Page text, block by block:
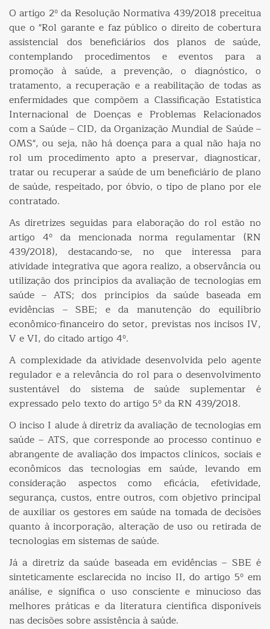
O artigo 2º da Resolução Normativa 439/2018 preceitua
que o "Rol garante e faz público o direito de cobertura
assistencial dos beneficiários dos planos de saúde,
contemplando procedimentos e eventos para a
promoção à saúde, a prevenção, o diagnóstico, o
tratamento, a recuperação e a reabilitação de todas as
enfermidades que compõem a Classificação Estatística
Internacional de Doenças e Problemas Relacionados
com a Saúde – CID, da Organização Mundial de Saúde –
OMS", ou seja, não há doença para a qual não haja no
rol um procedimento apto a preservar, diagnosticar,
tratar ou recuperar a saúde de um beneficiário de plano
de saúde, respeitado, por óbvio, o tipo de plano por ele
contratado.
As diretrizes seguidas para elaboração do rol estão no
artigo 4º da mencionada norma regulamentar (RN
439/2018), destacando-se, no que interessa para
atividade integrativa que agora realizo, a observância ou
utilização dos princípios da avaliação de tecnologias em
saúde – ATS; dos princípios da saúde baseada em
evidências – SBE; e da manutenção do equilíbrio
econômico-financeiro do setor, previstas nos incisos IV,
V e VI, do citado artigo 4º.
A complexidade da atividade desenvolvida pelo agente
regulador e a relevância do rol para o desenvolvimento
sustentável do sistema de saúde suplementar é
expressado pelo texto do artigo 5º da RN 439/2018.
O inciso I alude à diretriz da avaliação de tecnologias em
saúde – ATS, que corresponde ao processo contínuo e
abrangente de avaliação dos impactos clínicos, sociais e
econômicos das tecnologias em saúde, levando em
consideração aspectos como eficácia, efetividade,
segurança, custos, entre outros, com objetivo principal
de auxiliar os gestores em saúde na tomada de decisões
quanto à incorporação, alteração de uso ou retirada de
tecnologias em sistemas de saúde.
Já a diretriz da saúde baseada em evidências – SBE é
sinteticamente esclarecida no inciso II, do artigo 5º em
análise, e significa o uso consciente e minucioso das
melhores práticas e da literatura científica disponíveis
nas decisões sobre assistência à saúde.